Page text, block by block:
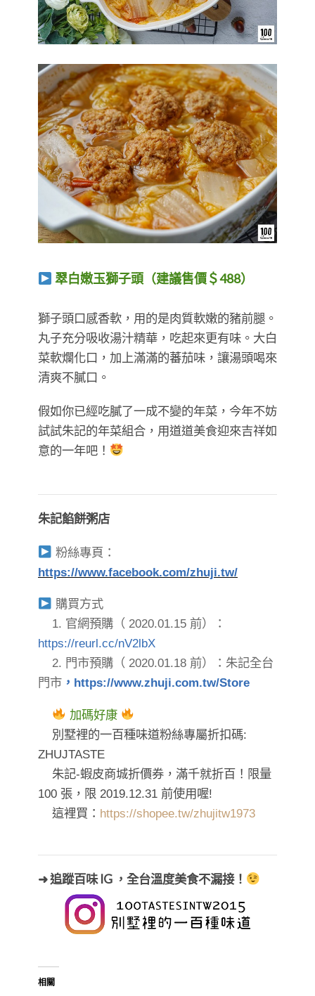
翠白嫩玉獅子頭（建議售價＄488）
​​​​​​​獅子頭口感香軟，用的是肉質軟嫩的豬前腿。
丸子充分吸收湯汁精華，吃起來更有味。大白
菜軟爛化口，加上滿滿的蕃茄味，讓湯頭喝來
清爽不膩口。
假如你已經吃膩了一成不變的年菜，今年不妨
試試朱記的年菜組合，用道道美食迎來吉祥如
意的一年吧！
朱記餡餅粥店
粉絲專頁：
https://www.facebook.com/zhuji.tw/
購買方式
1. 官網預購（ 2020.01.15 前）：
https://reurl.cc/nV2lbX
2. 門市預購（ 2020.01.18 前）：朱記全台
門市 ， https://www.zhuji.com.tw/Store
加碼好康
別墅裡的一百種味道粉絲專屬折扣碼:
ZHUJTASTE
朱記-蝦皮商城折價券，滿千就折百！限量
100 張，限 2019.12.31 前使用喔!
這裡買： https://shopee.tw/zhujitw1973
➜ 追蹤百味 IG ，全台溫度美食不漏接！
相關